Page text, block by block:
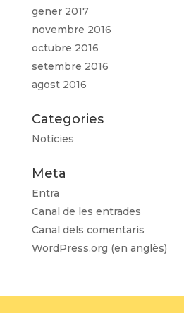
gener 2017
novembre 2016
octubre 2016
setembre 2016
agost 2016
Categories
Notícies
Meta
Entra
Canal de les entrades
Canal dels comentaris
WordPress.org (en anglès)